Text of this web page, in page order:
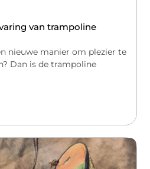
van trampoline
nieuwe manier om plezier te
Dan is de trampoline